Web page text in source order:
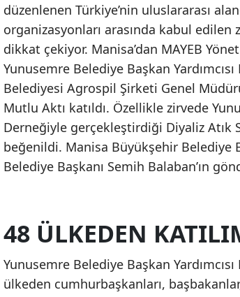
düzenlenen Türkiye’nin uluslararası
organizasyonları arasında kabul edilen
dikkat çekiyor. Manisa’dan MAYEB
Yunusemre Belediye Başkan
Belediyesi Agrospil Şirketi Genel
Mutlu Aktı katıldı. Özellikle zirvede
Derneğiyle gerçekleştirdiği Diyaliz Atık
beğenildi. Manisa Büyükşehir Belediye
Belediye Başkanı Semih Balaban’ın
48 ÜLKEDEN
Yunusemre Belediye Başkan
ülkeden cumhurbaşkanları,